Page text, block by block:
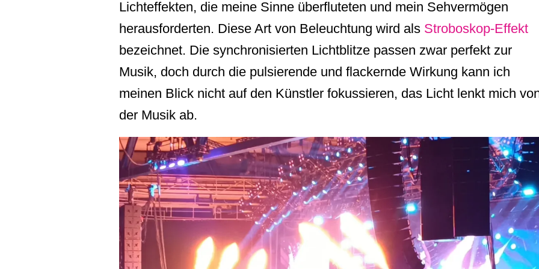
Lichteffekten, die meine Sinne überfluteten und mein Sehvermögen
herausforderten. Diese Art von Beleuchtung wird als Stroboskop-Effekt
bezeichnet. Die synchronisierten Lichtblitze passen zwar perfekt zur
Musik, doch durch die pulsierende und flackernde Wirkung kann ich
meinen Blick nicht auf den Künstler fokussieren, das Licht lenkt mich
der Musik ab.